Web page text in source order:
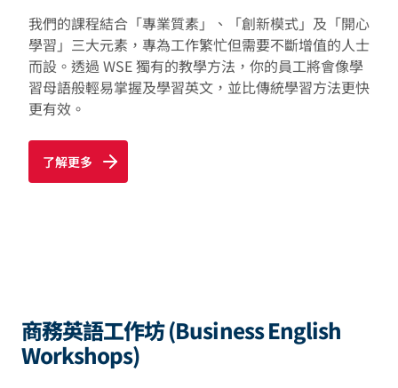
我們的課程結合「專業質素」、「創新模式」及「開心
學習」三大元素，專為工作繁忙但需要不斷增值的人士
而設。透過 WSE 獨有的教學方法，你的員工將會像學
習母語般輕易掌握及學習英文，並比傳統學習方法更快
更有效。
了解更多
商務英語工作坊 (Business English
Workshops)